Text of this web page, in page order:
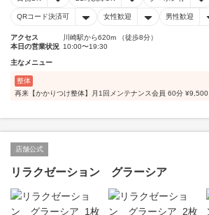
QRコード決済可 女性歓迎 男性歓迎
アクセス
川崎駅から620m （徒歩8分）
本日の営業状況 10:00〜19:30
主なメニュー
整体
再来【かかりつけ整体】月1回メンテナンス会員 60分 ¥9,500
店舗公式
リラクゼーション グラーシア